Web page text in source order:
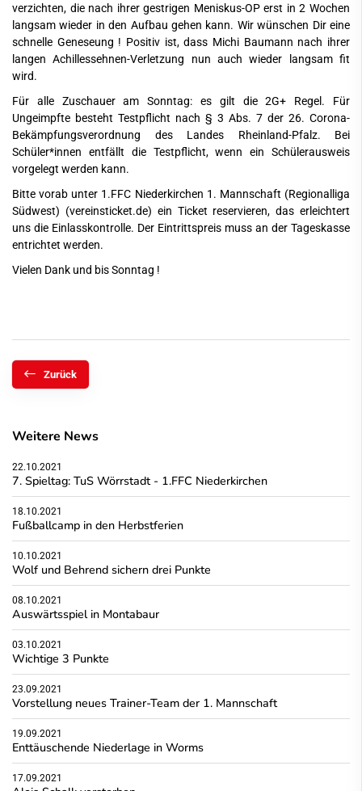
verzichten, die nach ihrer gestrigen Meniskus-OP erst in 2 Wochen
langsam wieder in den Aufbau gehen kann. Wir wünschen Dir eine
schnelle Geneseung ! Positiv ist, dass Michi Baumann nach ihrer
langen Achillessehnen-Verletzung nun auch wieder langsam fit
wird.
Für alle Zuschauer am Sonntag: es gilt die 2G+ Regel. Für
Ungeimpfte besteht Testpflicht nach § 3 Abs. 7 der 26. Corona-
Bekämpfungsverordnung des Landes Rheinland-Pfalz. Bei
Schüler*innen entfällt die Testpflicht, wenn ein Schülerausweis
vorgelegt werden kann.
Bitte vorab unter 1.FFC Niederkirchen 1. Mannschaft (Regionalliga
Südwest) (vereinsticket.de) ein Ticket reservieren, das erleichtert
uns die Einlasskontrolle. Der Eintrittspreis muss an der Tageskasse
entrichtet werden.
Vielen Dank und bis Sonntag !
Zurück
Weitere News
22.10.2021
7. Spieltag: TuS Wörrstadt - 1.FFC Niederkirchen
18.10.2021
Fußballcamp in den Herbstferien
10.10.2021
Wolf und Behrend sichern drei Punkte
08.10.2021
Auswärtsspiel in Montabaur
03.10.2021
Wichtige 3 Punkte
23.09.2021
Vorstellung neues Trainer-Team der 1. Mannschaft
19.09.2021
Enttäuschende Niederlage in Worms
17.09.2021